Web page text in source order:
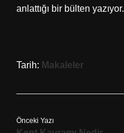
anlattığı bir bülten yazıyor.
Tarih: Makaleler
Önceki Yazı